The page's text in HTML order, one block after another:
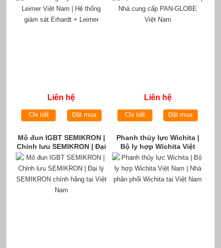
Liên hệ
Chi tiết Đặt mua
Liên hệ
Chi tiết Đặt mua
Mô đun IGBT SEMIKRON |
Chỉnh lưu SEMIKRON | Đại
lý SEMIKRON chính hãng
tại Việt Nam
Phanh thủy lực Wichita |
Bộ ly hợp Wichita Việt
Nam | Nhà phân phối
Wichita tại Việt Nam